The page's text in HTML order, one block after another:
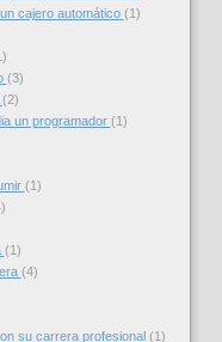
cajero automático (1)
(3)
(2)
un programador (1)
(1)
(1)
(4)
su carrera profesional (1)